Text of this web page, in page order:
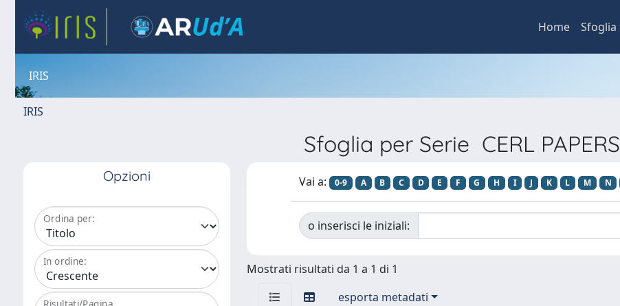
Home Sfoglia
IRIS
IRIS
Sfoglia per Serie CERL PAPERS
Opzioni
Ordina per:
In ordine:
Vai a: 0-9 A B C D E F G H I J K L M N
o inserisci le iniziali:
Mostrati risultati da 1 a 1 di 1
esporta metadati